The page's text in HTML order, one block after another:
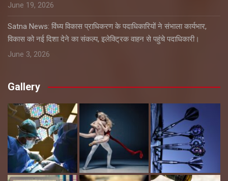
June 19, 2026
Satna News: विंध्य विकास प्राधिकरण के पदाधिकारियों ने संभाला कार्यभार,
विकास को नई दिशा देने का संकल्प, इलेक्ट्रिक वाहन से पहुंचे पदाधिकारी।
June 3, 2026
Gallery